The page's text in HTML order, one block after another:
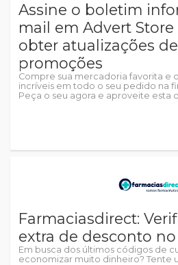
Assine o boletim
mail em Advert
obter atualizações
promoções
Compre sua mercadoria favorita e
incríveis em todo o seu pedido na
Peça o seu agora e aproveite esta
Farmaciasdirect:
extra de desconto
Em busca dos últimos códigos de
economizar muito dinheiro? Tente